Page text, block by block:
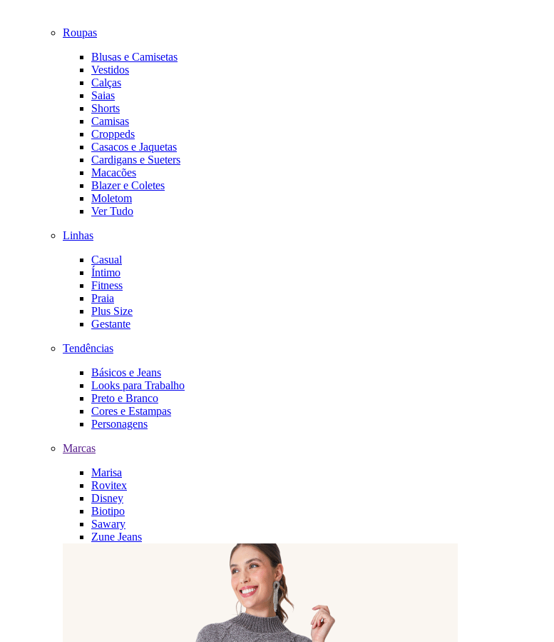
Roupas
Blusas e Camisetas
Vestidos
Calças
Saias
Shorts
Camisas
Croppeds
Casacos e Jaquetas
Cardigans e Sueters
Macacões
Blazer e Coletes
Moletom
Ver Tudo
Linhas
Casual
Íntimo
Fitness
Praia
Plus Size
Gestante
Tendências
Básicos e Jeans
Looks para Trabalho
Preto e Branco
Cores e Estampas
Personagens
Marcas
Marisa
Rovitex
Disney
Biotipo
Sawary
Zune Jeans